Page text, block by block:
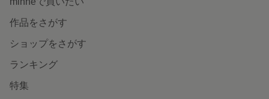
作品をさがす
ショップをさがす
ランキング
特集